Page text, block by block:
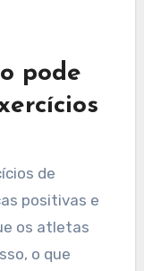
pode
de
positivas e
os atletas
o que